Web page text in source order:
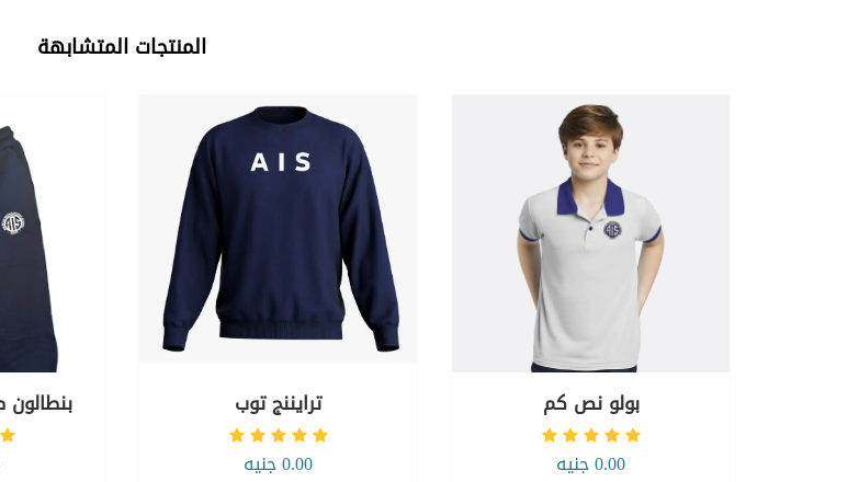
المنتجات المتشابهة
بولو نص كم
0.00 جنيه
ترايننج توب
0.00 جنيه